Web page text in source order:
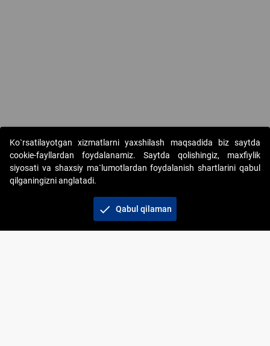
Copyright © 2017-2026. "Elektron onlayn-auksionlarni
tashkil etish" AJ. Barcha huquqlar himoyalangan
Ko`rsatilayotgan xizmatlarni yaxshilash maqsadida biz saytda
cookie-fayllardan foydalanamiz. Saytda qolishingiz, maxfiylik
siyosati va shaxsiy ma`lumotlardan foydalanish shartlarini qabul
qilganingizni anglatadi.
check Qabul qilaman